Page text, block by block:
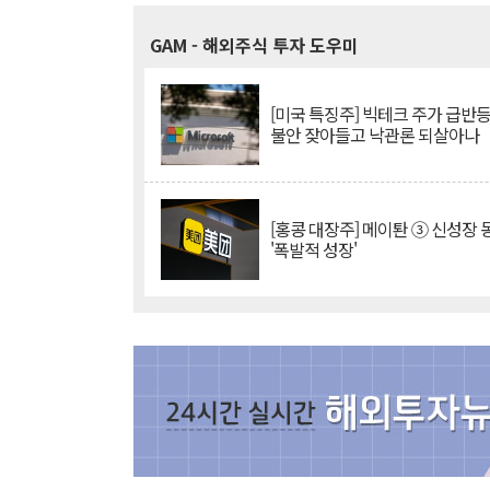
GAM - 해외주식 투자 도우미
[미국 특징주] 빅테크 주가 급반
불안 잦아들고 낙관론 되살아나
[홍콩 대장주] 메이퇀 ③ 신성장
'폭발적 성장'